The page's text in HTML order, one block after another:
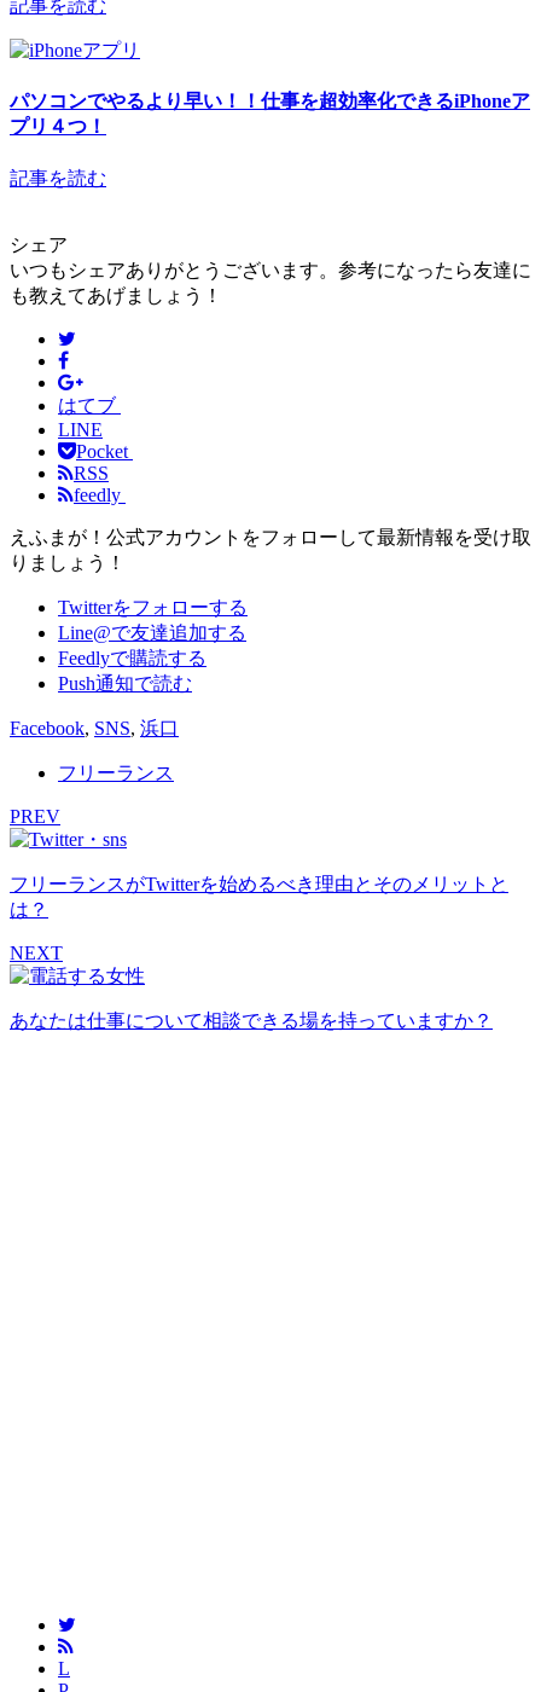
記事を読む
パソコンでやるより早い！！仕事を超効率化できるiPhoneア
プリ４つ！
記事を読む
シェア
いつもシェアありがとうございます。参考になったら友達に
も教えてあげましょう！
はてブ
LINE
Pocket
RSS
feedly
えふまが！公式アカウントをフォローして最新情報を受け取
りましょう！
Twitterをフォローする
Line@で友達追加する
Feedlyで購読する
Push通知で読む
Facebook, SNS, 浜口
フリーランス
PREV
フリーランスがTwitterを始めるべき理由とそのメリットと
は？
NEXT
あなたは仕事について相談できる場を持っていますか？
L